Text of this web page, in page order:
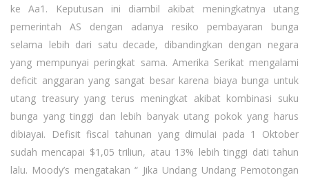
ke Aa1. Keputusan ini diambil akibat meningkatnya utang
pemerintah AS dengan adanya resiko pembayaran bunga
selama lebih dari satu decade, dibandingkan dengan negara
yang mempunyai peringkat sama. Amerika Serikat mengalami
deficit anggaran yang sangat besar karena biaya bunga untuk
utang treasury yang terus meningkat akibat kombinasi suku
bunga yang tinggi dan lebih banyak utang pokok yang harus
dibiayai. Defisit fiscal tahunan yang dimulai pada 1 Oktober
sudah mencapai $1,05 triliun, atau 13% lebih tinggi dati tahun
lalu. Moody’s mengatakan “ Jika Undang Undang Pemotongan